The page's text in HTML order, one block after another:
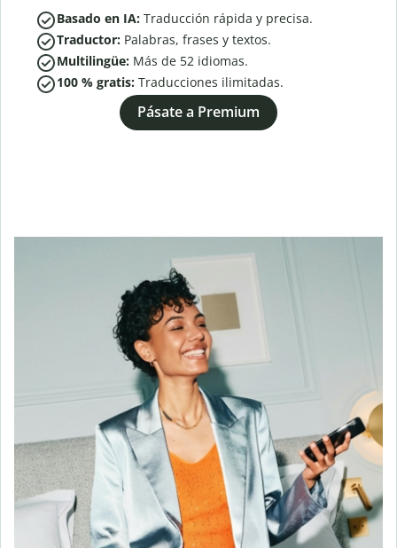
Basado en IA: Traducción rápida y precisa.
Traductor: Palabras, frases y textos.
Multilingüe: Más de 52 idiomas.
100 % gratis: Traducciones ilimitadas.
Pásate a Premium